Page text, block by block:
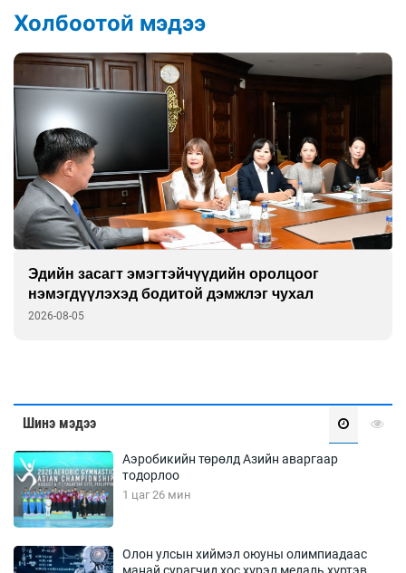
Холбоотой мэдээ
Эдийн засагт эмэгтэйчүүдийн оролцоог
нэмэгдүүлэхэд бодитой дэмжлэг чухал
2026-08-05
Шинэ мэдээ
Аэробикийн төрөлд Азийн аваргаар
тодорлоо
1 цаг 26 мин
Олон улсын хиймэл оюуны олимпиадаас
манай сурагчид хос хүрэл медаль хүртэв